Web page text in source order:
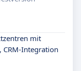
mit
Integration